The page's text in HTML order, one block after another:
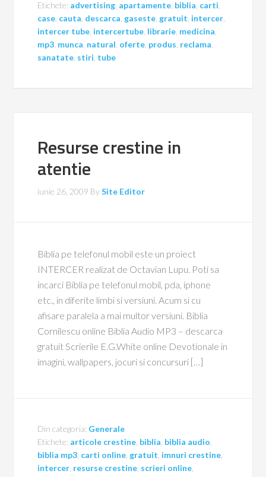
Etichete: advertising apartamente biblia carti
case cauta descarca gaseste gratuit intercer
intercer tube intercertube librarie medicina
mp3 munca natural oferte produs reclama
sanatate stiri tube
Resurse crestine in
atentie
iunie 26, 2009 BySite Editor
Biblia pe telefonul mobil este un proiect
INTERCER realizat de Octavian Lupu. Poti sa
incarci Biblia pe telefonul mobil, pda, iphone
etc., in diferite limbi si versiuni. Acum si cu
afisare paralela a mai multor versiuni. Biblia
Cornilescu online Biblia Audio MP3 – descarca
gratuit Scrierile E.G.White online Devotionale in
imagini, wallpapers, jocuri si concursuri […]
Din categoria: Generale
Etichete: articole crestine biblia biblia audio
biblia mp3 carti online gratuit imnuri crestine
intercer resurse crestine scrieri online